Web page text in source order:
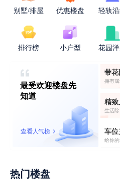
别墅/排屋 优惠楼盘 轻轨
排行榜 小户型 花园
最受欢迎楼盘先
知道
查看人气榜
带花
拥有
精致
生活
车位
给你
热门楼盘